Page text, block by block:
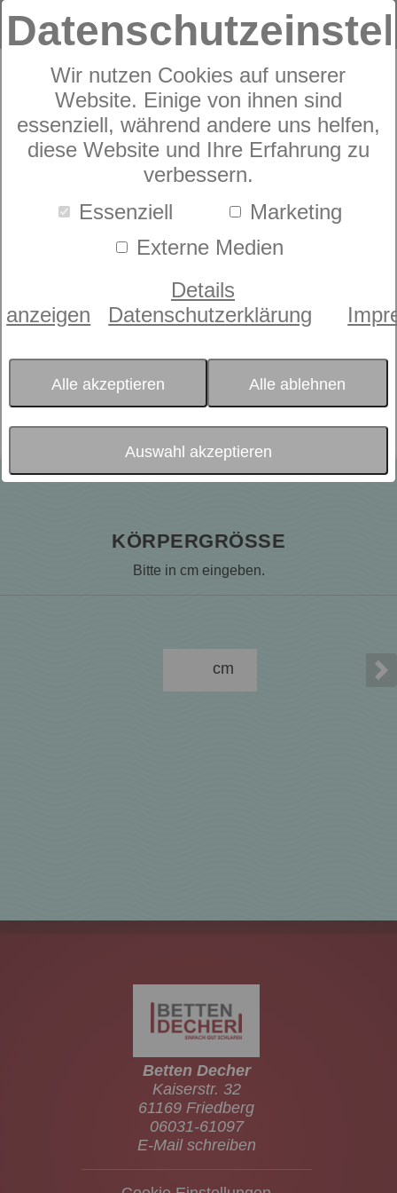
Wir nutzen Cookies auf unserer
Website. Einige von ihnen sind
essenziell, während andere uns helfen,
diese Website und Ihre Erfahrung zu
verbessern.
Essenziell
Marketing
Externe Medien
Details
anzeigen
Datenschutzerklärung
Alle akzeptieren Alle ablehnen
Auswahl akzeptieren
DieHärtegrad-Analyse
bezieht viele Faktoren
mit ein, um die
dormabell Innova für Sie
zu finden. Sie wollen
schon jetzt eine erste
Orientierung, welcher
Richtige ist? Machen
Sie hier den Test!
KÖRPERGRÖSSE
Bitte in cm eingeben.
cm
Betten Decher
Kaiserstr. 32
61169 Friedberg
06031-61097
E-Mail schreiben